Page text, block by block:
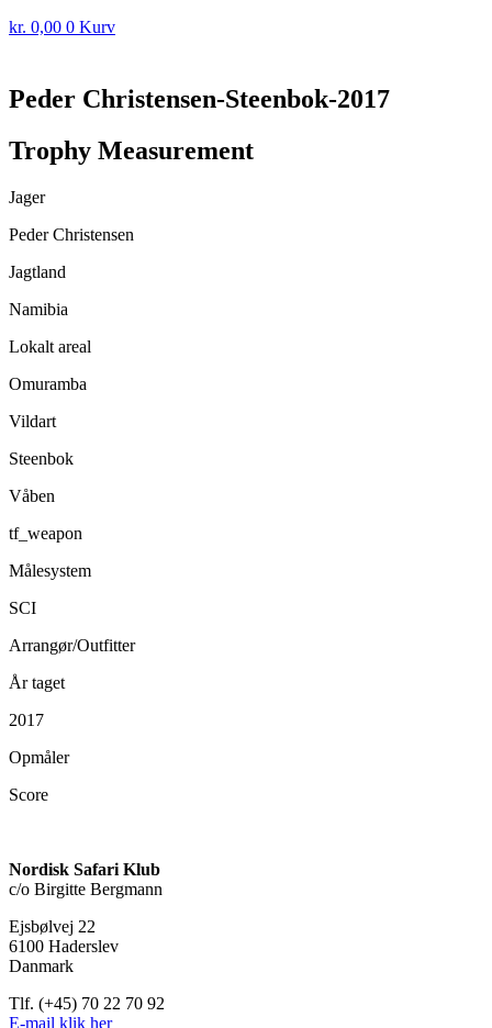
kr. 0,00 0 Kurv
Peder Christensen-Steenbok-2017
Trophy Measurement
Jager
Peder Christensen
Jagtland
Namibia
Lokalt areal
Omuramba
Vildart
Steenbok
Våben
tf_weapon
Målesystem
SCI
Arrangør/Outfitter
År taget
2017
Opmåler
Score
Nordisk Safari Klub
c/o Birgitte Bergmann
Ejsbølvej 22
6100 Haderslev
Danmark
Tlf. (+45) 70 22 70 92
E-mail klik her